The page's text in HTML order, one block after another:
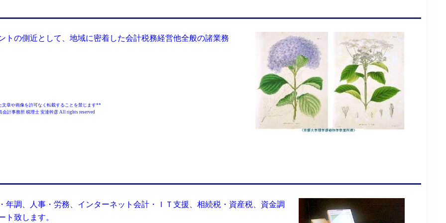
トの側近として、地域に密着した会計税務経営他全般の諸業務
章や画像を許可なく転載することを禁じます**
計事務所 税理士 安達幹彦 All rights reserved
調、人事・労務、インターネット会計・ＩＴ支援、相続税・資産税、資金調
致します。